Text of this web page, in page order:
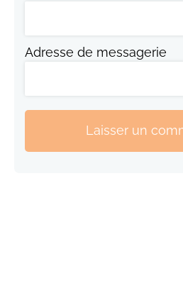
Adresse de messagerie
Laisser un